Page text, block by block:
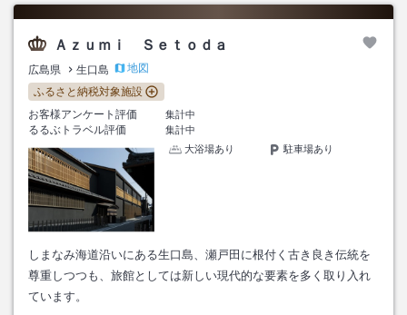
Ａｚｕｍｉ Ｓｅｔｏｄａ
広島県 生口島
地図
ふるさと納税対象施設
お客様アンケート評価
集計中
るるぶトラベル評価
集計中
大浴場あり
駐車場あり
しまなみ海道沿いにある生口島、瀬戸田に根付く古き良き伝統を
尊重しつつも、旅館としては新しい現代的な要素を多く取り入れ
ています。